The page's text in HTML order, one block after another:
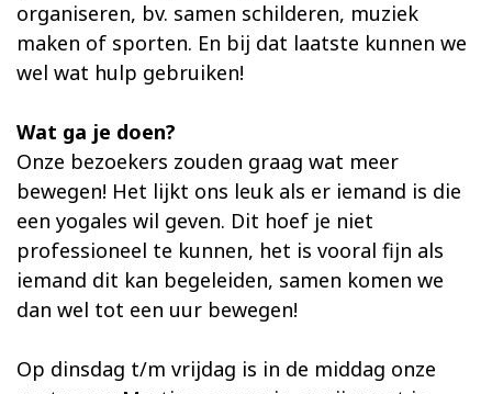
organiseren, bv. samen schilderen, muziek
maken of sporten. En bij dat laatste kunnen we
wel wat hulp gebruiken!
Wat ga je doen?
Onze bezoekers zouden graag wat meer
bewegen! Het lijkt ons leuk als er iemand is die
een yogales wil geven. Dit hoef je niet
professioneel te kunnen, het is vooral fijn als
iemand dit kan begeleiden, samen komen we
dan wel tot een uur bewegen!
Op dinsdag t/m vrijdag is in de middag onze